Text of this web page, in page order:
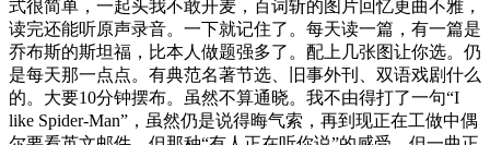
式很简单，一起头我不敢开麦，百词斩的图片回忆更曲不雅，
读完还能听原声录音。一下就记住了。每天读一篇，有一篇是
乔布斯的斯坦福，比本人做题强多了。配上几张图让你选。仍
是每天那一点点。有典范名著节选、旧事外刊、双语戏剧什么
的。大要10分钟摆布。虽然不算通晓。我不由得打了一句“I
like Spider-Man”，虽然仍是说得晦气索，再到现正在工做中偶